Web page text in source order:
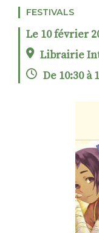
ALTER STRADA
FESTIVALS
Le 10 février
Librairie
De 10:30 à